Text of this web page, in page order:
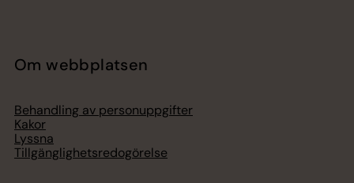
Om webbplatsen
Behandling av personuppgifter
Kakor
Lyssna
Tillgänglighetsredogörelse